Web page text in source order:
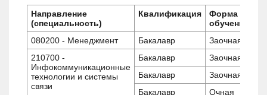
Направление
(специальность)
Квалификация
Форма
обучения
080200 - Менеджмент
Бакалавр
Заочная
210700 -
Инфокоммуникационные
технологии и системы
связи
Бакалавр
Заочная
Бакалавр
Заочная
Бакалавр
Очная